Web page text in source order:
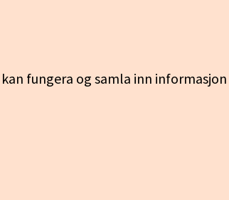
fungera og samla inn